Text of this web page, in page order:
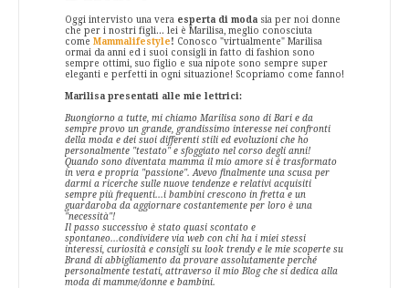
Oggi intervisto una vera esperta di moda sia per noi donne
che per i nostri figli... lei è Marilisa, meglio conosciuta
come Mammalifestyle! Conosco "virtualmente" Marilisa
ormai da anni ed i suoi consigli in fatto di fashion sono
sempre ottimi, suo figlio e sua nipote sono sempre super
eleganti e perfetti in ogni situazione! Scopriamo come fanno!
Marilisa presentati alle mie lettrici:
Buongiorno a tutte, mi chiamo Marilisa sono di Bari e da
sempre provo un grande, grandissimo interesse nei confronti
della moda e dei suoi differenti stili ed evoluzioni che ho
personalmente "testato" e sfoggiato nel corso degli anni!
Quando sono diventata mamma il mio amore si è trasformato
in vera e propria "passione". Avevo finalmente una scusa per
darmi a ricerche sulle nuove tendenze e relativi acquisiti
sempre più frequenti...i bambini crescono in fretta e un
guardaroba da aggiornare costantemente per loro è una
"necessità"!
Il passo successivo è stato quasi scontato e
spontaneo...condividere via web con chi ha i miei stessi
interessi, curiosità e consigli su look trendy e le mie scoperte su
Brand di abbigliamento da provare assolutamente perché
personalmente testati, attraverso il mio Blog che si dedica alla
moda di mamme/donne e bambini.